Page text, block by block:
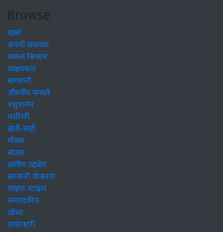
Browse
खबरें
कंपनी समाचार
सफल किसान
साक्षात्कार
बागवानी
औषधीय फसलें
पशुपालन
मशीनरी
खेती-बाड़ी
मौसम
बाजार
ग्रामीण उद्द्योग
सरकारी योजनाएं
लाइफ स्टाइल
सम्पादकीय
जॉब्स
डायरेक्टरी